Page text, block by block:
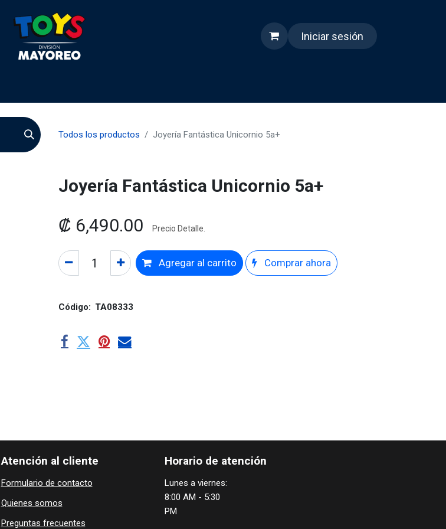
Iniciar sesión
Todos los productos Joyería Fantástica Unicornio 5a+
Joyería Fantástica Unicornio 5a+
₡ 6,490.00 Precio Detalle.
Agregar al carrito Comprar ahora
Código: TA08333
Horario de atención
Lunes a viernes:
8:00 AM - 5:30
PM
Atención al cliente
Formulario de contacto
Quienes ​som​​​os
Preguntas frecuentes